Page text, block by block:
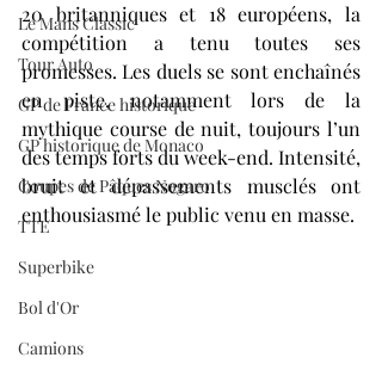
Le Mans Classic
Tour Auto
GP de France historique
GP historique de Monaco
Coupes de Pâques Nogaro
TTE
Superbike
Bol d'Or
Camions
20 britanniques et 18 européens, la
compétition a tenu toutes ses
promesses. Les duels se sont enchaînés
en piste, notamment lors de la
mythique course de nuit, toujours l’un
des temps forts du week-end. Intensité,
bruit et dépassements musclés ont
enthousiasmé le public venu en masse.